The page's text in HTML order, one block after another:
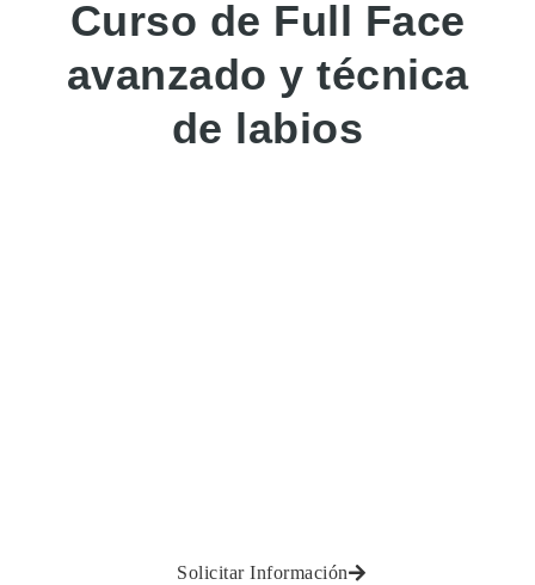
Curso de Full Face
avanzado y técnica
de labios
Solicitar Información